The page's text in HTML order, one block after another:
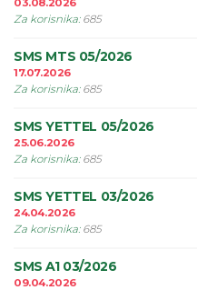
03.08.2026
Za korisnika: 685
SMS MTS 05/2026
17.07.2026
Za korisnika: 685
SMS YETTEL 05/2026
25.06.2026
Za korisnika: 685
SMS YETTEL 03/2026
24.04.2026
Za korisnika: 685
SMS A1 03/2026
09.04.2026